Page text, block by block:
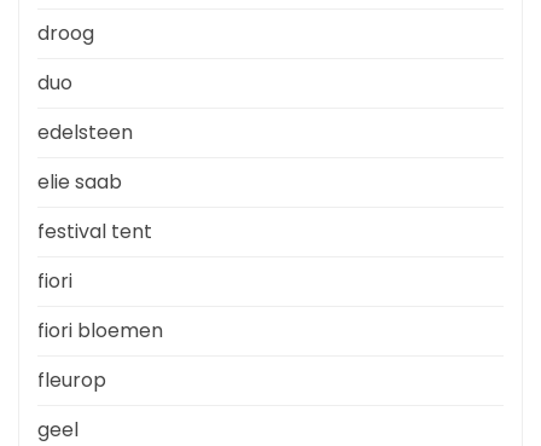
droog
duo
edelsteen
elie saab
festival tent
fiori
fiori bloemen
fleurop
geel